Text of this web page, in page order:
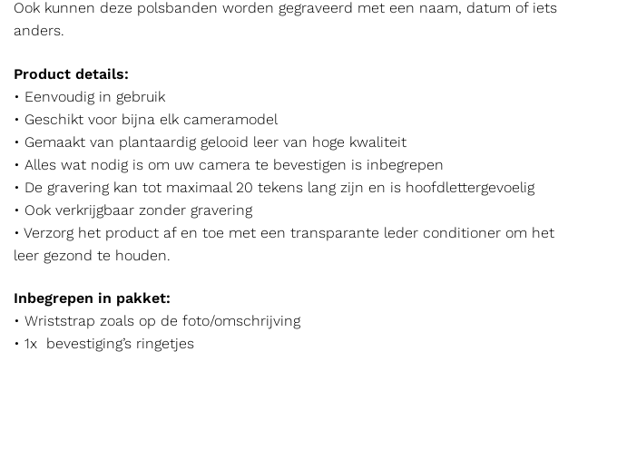
Ook kunnen deze polsbanden worden gegraveerd met een naam, datum of iets
anders.
Product details:
• Eenvoudig in gebruik
• Geschikt voor bijna elk cameramodel
• Gemaakt van plantaardig gelooid leer van hoge kwaliteit
• Alles wat nodig is om uw camera te bevestigen is inbegrepen
• De gravering kan tot maximaal 20 tekens lang zijn en is hoofdlettergevoelig
• Ook verkrijgbaar zonder gravering
• Verzorg het product af en toe met een transparante leder conditioner om het
leer gezond te houden.
Inbegrepen in pakket:
• Wriststrap zoals op de foto/omschrijving
• 1x bevestiging’s ringetjes